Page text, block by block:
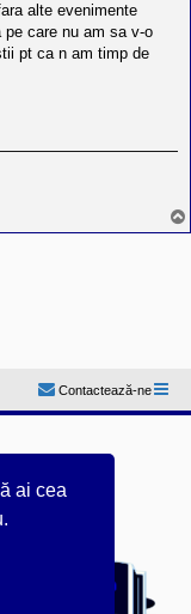
ai cea
alte evenimente
care nu am sa v-o
pt ca n am timp de
Contactează-ne